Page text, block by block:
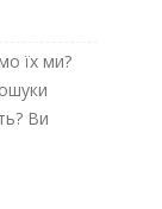
їх ми?
Ви